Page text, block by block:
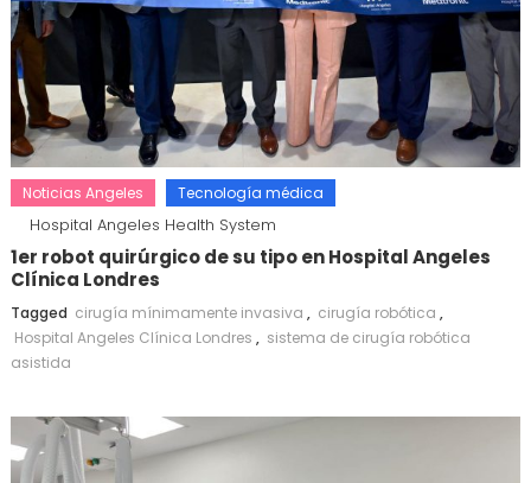
Noticias Angeles Tecnología médica
Hospital Angeles Health System
1er robot quirúrgico de su tipo en Hospital Angeles
Clínica Londres
Tagged cirugía mínimamente invasiva , cirugía robótica ,
Hospital Angeles Clínica Londres , sistema de cirugía robótica
asistida